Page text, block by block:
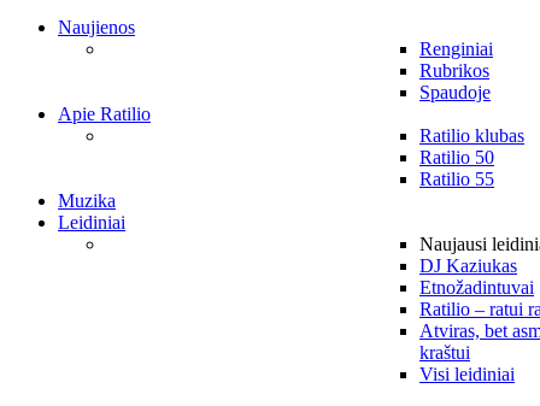
Naujienos
Renginiai
Rubrikos
Spaudoje
Apie Ratilio
Ratilio klubas
Ratilio 50
Ratilio 55
Muzika
Leidiniai
Naujausi
DJ Kaziukas
Etnožadintuvai
Ratilio – ratui
Atviras, bet
kraštui
Visi leidiniai